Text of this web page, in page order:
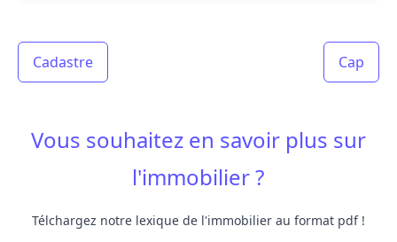
Cadastre Cap
Vous souhaitez en savoir plus sur
l'immobilier ?
Télchargez notre lexique de l'immobilier au format pdf !